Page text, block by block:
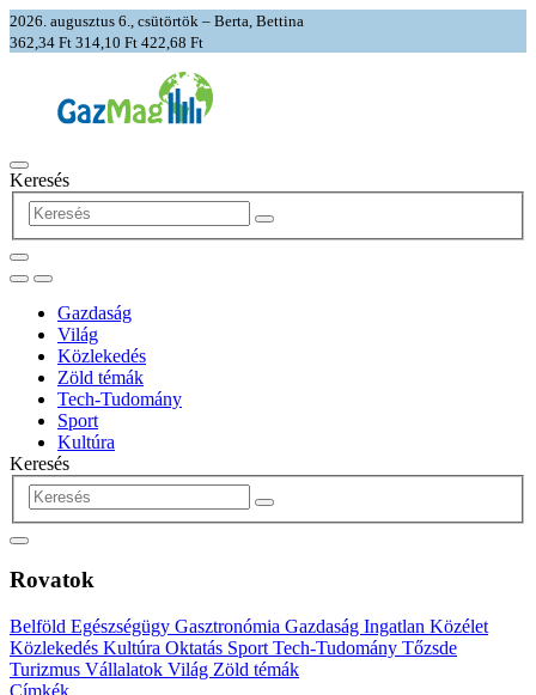
2026. augusztus 6., csütörtök – Berta, Bettina
362,34 Ft 314,10 Ft 422,68 Ft
Keresés
Gazdaság
Világ
Közlekedés
Zöld témák
Tech-Tudomány
Sport
Kultúra
Keresés
Rovatok
Belföld Egészségügy Gasztronómia Gazdaság Ingatlan Közélet
Közlekedés Kultúra Oktatás Sport Tech-Tudomány Tőzsde
Turizmus Vállalatok Világ Zöld témák